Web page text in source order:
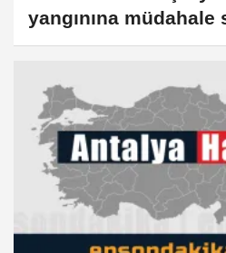
yangınına müdahale